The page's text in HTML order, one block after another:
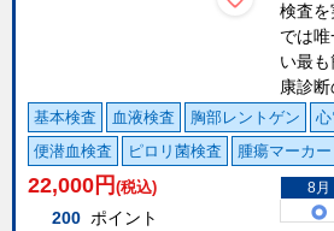
検査
では
い最
康診
基本検査 血液検査 胸部レントゲン 心
便潜血検査
ピロリ菌検査 腫瘍マーカー
22,000 円 (税込)
200 ポイント
8月